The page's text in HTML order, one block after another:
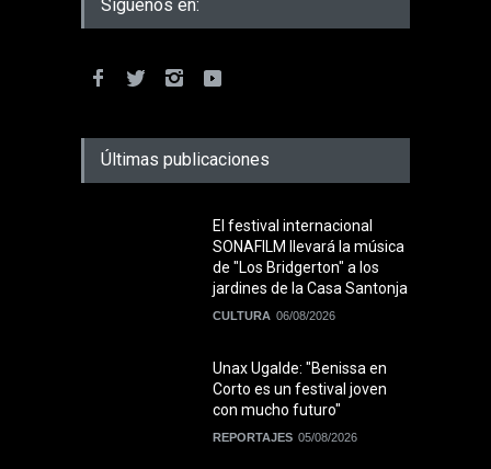
Siguenos en:
Últimas publicaciones
El festival internacional
SONAFILM llevará la música
de "Los Bridgerton" a los
jardines de la Casa Santonja
CULTURA 06/08/2026
Unax Ugalde: "Benissa en
Corto es un festival joven
con mucho futuro"
REPORTAJES 05/08/2026